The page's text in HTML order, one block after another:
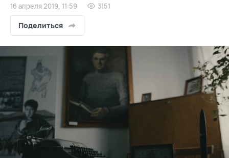
16 апреля 2019, 11:59 3151
Поделиться